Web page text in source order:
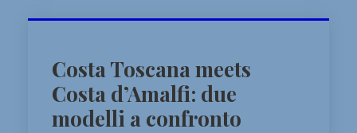
Costa Toscana meets
Costa d’Amalfi: due
modelli a confronto